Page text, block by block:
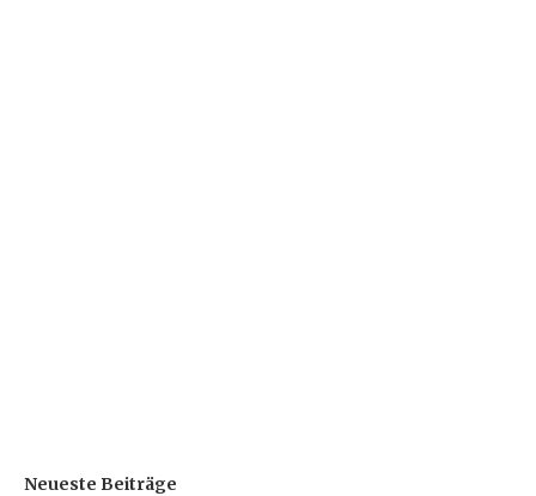
Neueste Beiträge